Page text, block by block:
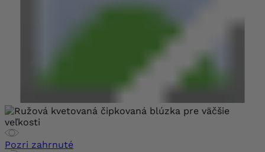
Pozri zahrnuté